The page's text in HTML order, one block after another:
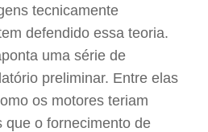
tecnicamente
defendido essa teoria.
uma série de
preliminar. Entre elas
os motores teriam
que o fornecimento de